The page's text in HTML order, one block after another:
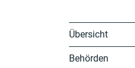
Übersicht
Behörden